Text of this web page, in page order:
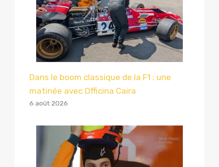
Dans le boom classique de la F1 : une
matinée avec Officina Caira
6 août 2026